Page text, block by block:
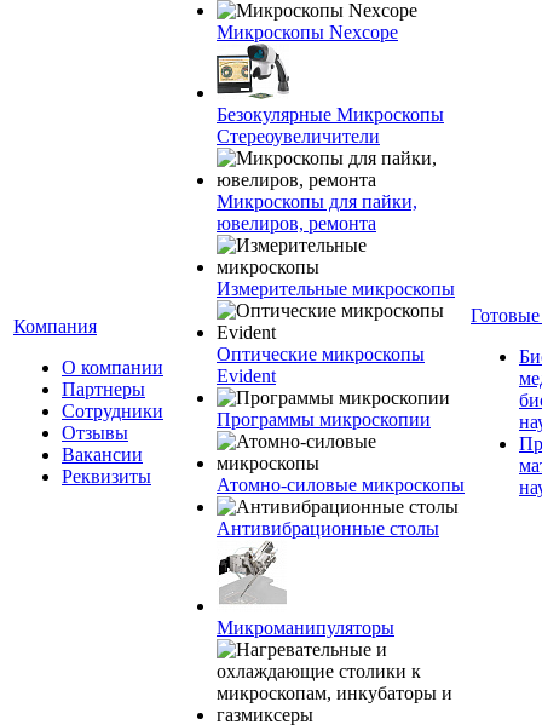
Компания
О компании
Партнеры
Сотрудники
Отзывы
Вакансии
Реквизиты
Микроскопы Nexcope
Безокулярные Микроскопы
Стереоувеличители
Микроскопы для пайки,
ювелиров, ремонта
Измерительные микроскопы
Оптические микроскопы
Evident
Программы микроскопии
Атомно-силовые микроскопы
Антивибрационные столы
Микроманипуляторы